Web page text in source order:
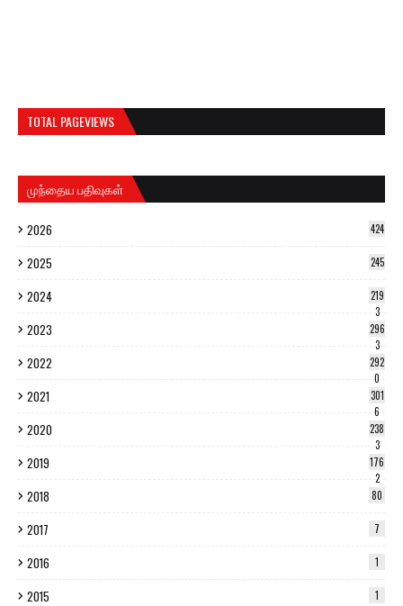
TOTAL PAGEVIEWS
முந்தைய பதிவுகள்
2026 424
2025 245
2024
219
3
2023
296
3
2022
292
0
2021
301
6
2020
238
3
2019
176
2
2018 80
2017 7
2016 1
2015 1